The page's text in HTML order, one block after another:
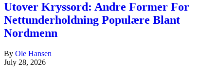
Utover Kryssord: Andre Former For
Nettunderholdning Populære Blant
Nordmenn
By Ole Hansen
July 28, 2026